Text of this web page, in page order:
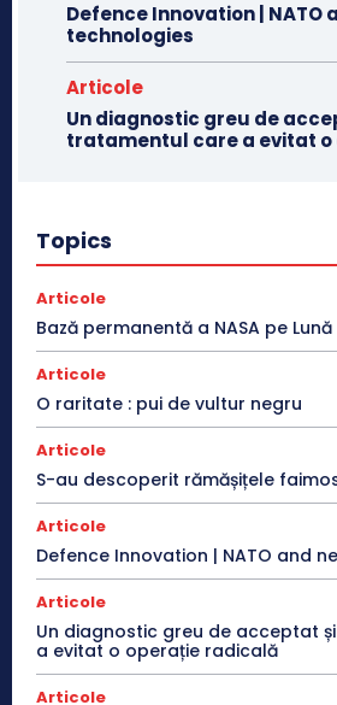
Defence Innovation | NATO
technologies
Articole
Un diagnostic greu de
tratamentul care a evitat
Topics
Articole
Bază permanentă a NASA pe Lună
Articole
O raritate : pui de vultur negru
Articole
S-au descoperit rămășițele
Articole
Defence Innovation | NATO and
Articole
Un diagnostic greu de acceptat
a evitat o operație radicală
Articole